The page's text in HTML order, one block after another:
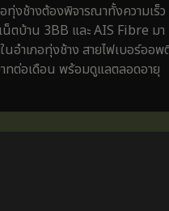
ทุ่งช้างต้องพิจารณาทั้งความเร็ว
น็ตบ้าน 3BB และ AIS Fibre มา
นอำเภอทุ่งช้าง สายไฟเบอร์ออ
ทต่อเดือน พร้อมดูแลตลอดอายุ